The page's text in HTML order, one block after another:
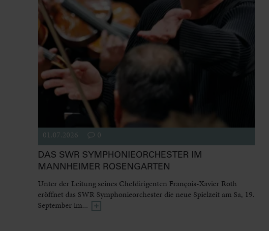
01.07.2026 0
DAS SWR SYMPHONIEORCHESTER IM
MANNHEIMER ROSENGARTEN
Unter der Leitung seines Chefdirigenten François-Xavier Roth
eröffnet das SWR Symphonieorchester die neue Spielzeit am Sa, 19.
September im...